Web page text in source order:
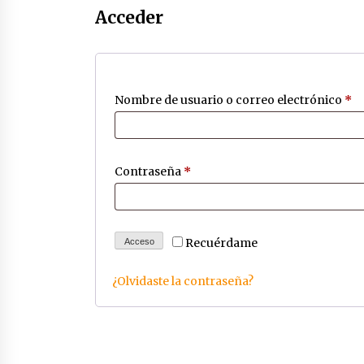
Gobierno del PSOE con la
para apoyar a Pedro Sánchez
Acceder
Nombre de usuario o correo electrónico *
Contraseña *
Recuérdame
Acceso
¿Olvidaste la contraseña?